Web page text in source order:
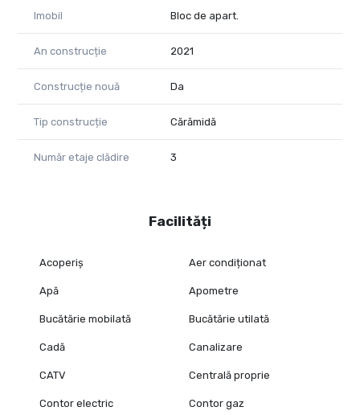
Imobil Bloc de apart.
An construcție 2021
Construcție nouă Da
Tip construcție Cărămidă
Număr etaje clădire 3
Facilități
Acoperiș Aer condiționat
Apă Apometre
Bucătărie mobilată Bucătărie utilată
Cadă Canalizare
CATV Centrală proprie
Contor electric Contor gaz